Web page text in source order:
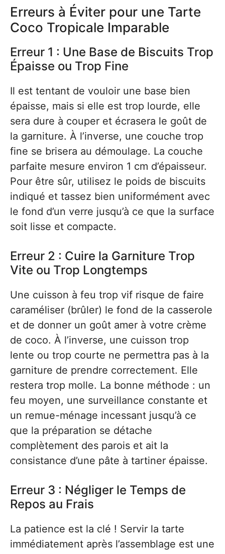
Erreurs à Éviter pour une Tarte
Coco Tropicale Imparable
Erreur 1 : Une Base de Biscuits Trop
Épaisse ou Trop Fine
Il est tentant de vouloir une base bien
épaisse, mais si elle est trop lourde, elle
sera dure à couper et écrasera le goût de
la garniture. À l’inverse, une couche trop
fine se brisera au démoulage. La couche
parfaite mesure environ 1 cm d’épaisseur.
Pour être sûr, utilisez le poids de biscuits
indiqué et tassez bien uniformément avec
le fond d’un verre jusqu’à ce que la surface
soit lisse et compacte.
Erreur 2 : Cuire la Garniture Trop
Vite ou Trop Longtemps
Une cuisson à feu trop vif risque de faire
caraméliser (brûler) le fond de la casserole
et de donner un goût amer à votre crème
de coco. À l’inverse, une cuisson trop
lente ou trop courte ne permettra pas à la
garniture de prendre correctement. Elle
restera trop molle. La bonne méthode : un
feu moyen, une surveillance constante et
un remue-ménage incessant jusqu’à ce
que la préparation se détache
complètement des parois et ait la
consistance d’une pâte à tartiner épaisse.
Erreur 3 : Négliger le Temps de
Repos au Frais
La patience est la clé ! Servir la tarte
immédiatement après l’assemblage est une